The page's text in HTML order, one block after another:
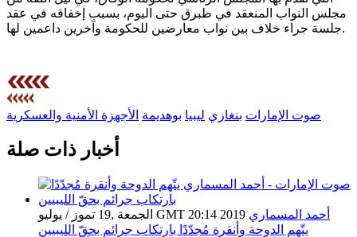
مجلس النواب المنعقد في طبرق حتى اليوم، بسبب إخفاقه في عقد
جلسة جراء خلاف بين نواب معارضين للحكومة وآخرين داعمين لها.
صوت الإمارات بنغازي ليبيا بوهديمة الأجهزة الأمنية والعسكرية
أخبار ذات صلة
الجمعة ,19 تموز / يوليو GMT 20:14 2019 أحمد المسماري
يتّهم الدوحة وأنقرة مُجدّدًا بارتكاب جرائم بحقّ الليبيين